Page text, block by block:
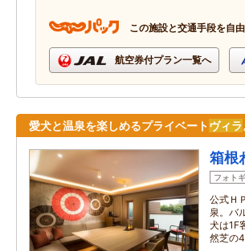
この施設と交通手段を自
航空券付プラン一覧へ
愛犬と温泉を楽しめるプライベートヴィラ
箱根
フォト
公式Ｈ
泉。バ
犬は1F
然芝の